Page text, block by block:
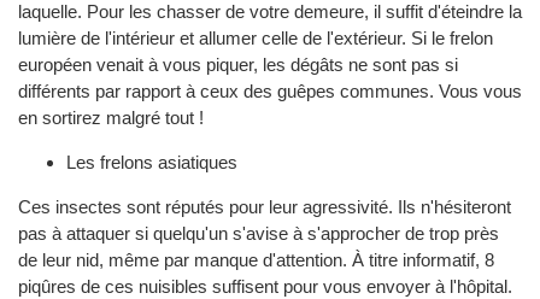
laquelle. Pour les chasser de votre demeure, il suffit d'éteindre la
lumière de l'intérieur et allumer celle de l'extérieur. Si le frelon
européen venait à vous piquer, les dégâts ne sont pas si
différents par rapport à ceux des guêpes communes. Vous vous
en sortirez malgré tout !
Les frelons asiatiques
Ces insectes sont réputés pour leur agressivité. Ils n'hésiteront
pas à attaquer si quelqu'un s'avise à s'approcher de trop près
de leur nid, même par manque d'attention. À titre informatif, 8
piqûres de ces nuisibles suffisent pour vous envoyer à l'hôpital.